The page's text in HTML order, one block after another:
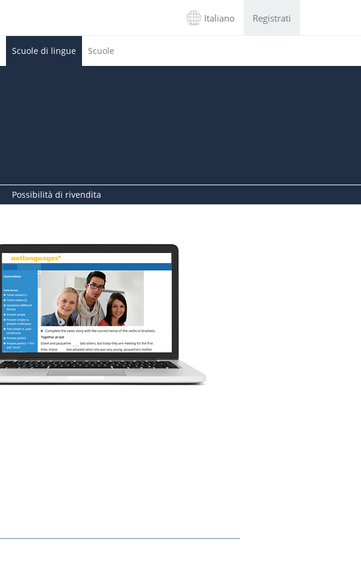
Italiano Registrati
Scuole di lingue Scuole
Possibilità di rivendita